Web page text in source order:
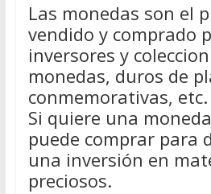
Las monedas son el
vendido y comprado
inversores y
monedas, duros de
conmemorativas, etc.
Si quiere una
puede comprar para
una inversión en
preciosos.